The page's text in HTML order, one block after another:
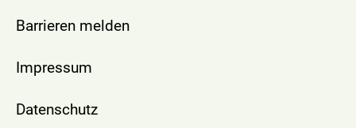
Barrieren melden
Impressum
Datenschutz